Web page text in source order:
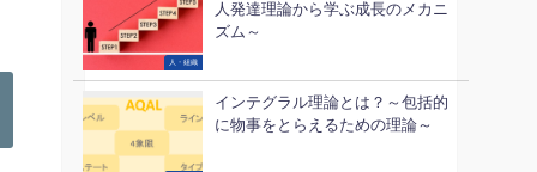
人・組織
人発達理論から学ぶ成長のメカニ
ズム～
インテグラル理論とは？～包括的
に物事をとらえるための理論～